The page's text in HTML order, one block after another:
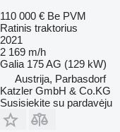
110 000 € Be PVM
Ratinis traktorius
2021
2 169 m/h
Galia 175 AG (129 kW)
Austrija, Parbasdorf
Katzler GmbH & Co.KG
Susisiekite su pardavėju